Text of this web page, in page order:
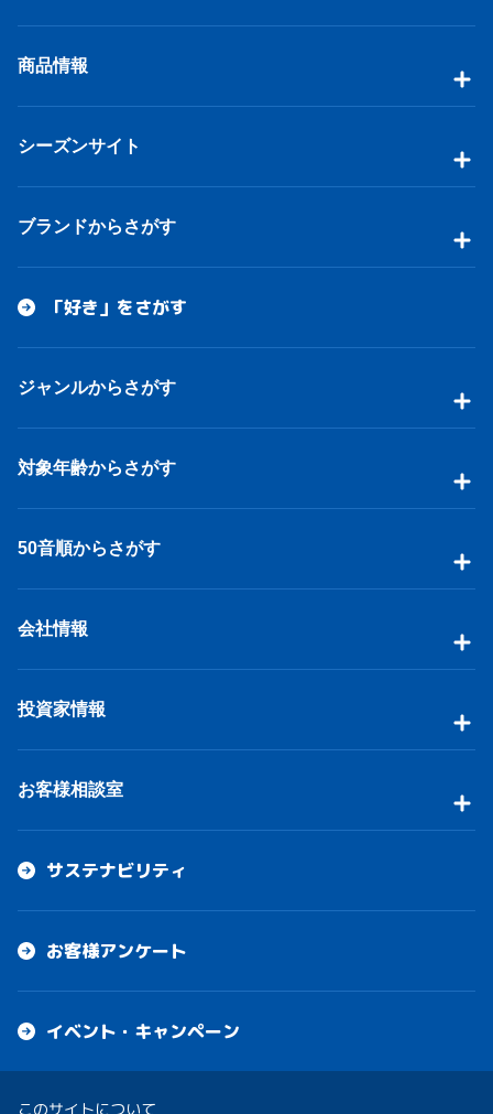
商品情報
シーズンサイト
ブランドからさがす
「好き」をさがす
ジャンルからさがす
対象年齢からさがす
50音順からさがす
会社情報
投資家情報
お客様相談室
サステナビリティ
お客様アンケート
イベント・キャンペーン
このサイトについて